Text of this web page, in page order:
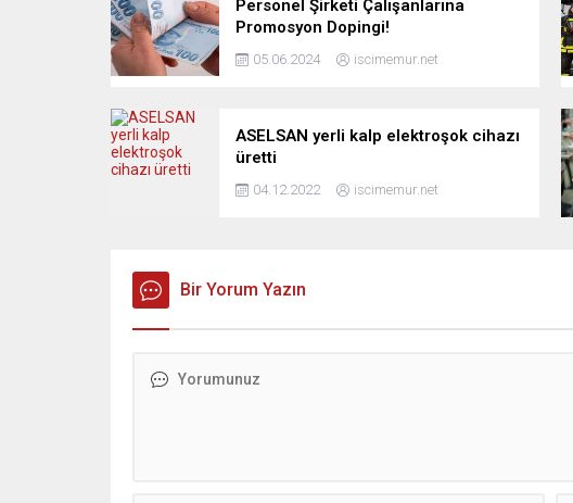
Personel Şirketi Çalışanlarına
Promosyon Dopingi!
05.06.2024 iscimemur.net
ASELSAN yerli kalp elektroşok cihazı
üretti
04.12.2022 iscimemur.net
Bir Yorum Yazın